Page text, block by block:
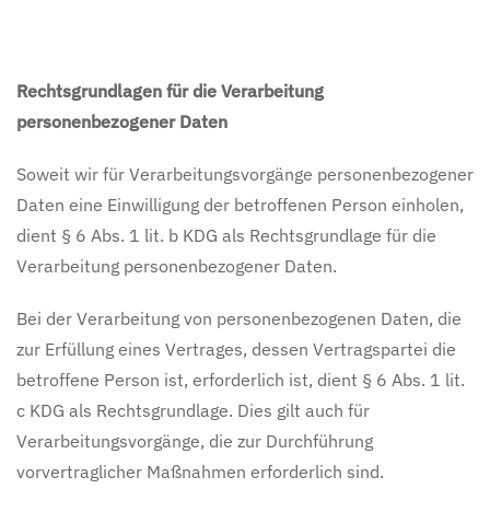
Rechtsgrundlagen für die Verarbeitung
personenbezogener Daten
Soweit wir für Verarbeitungsvorgänge personenbezogener
Daten eine Einwilligung der betroffenen Person einholen,
dient § 6 Abs. 1 lit. b KDG als Rechtsgrundlage für die
Verarbeitung personenbezogener Daten.
Bei der Verarbeitung von personenbezogenen Daten, die
zur Erfüllung eines Vertrages, dessen Vertragspartei die
betroffene Person ist, erforderlich ist, dient § 6 Abs. 1 lit.
c KDG als Rechtsgrundlage. Dies gilt auch für
Verarbeitungsvorgänge, die zur Durchführung
vorvertraglicher Maßnahmen erforderlich sind.